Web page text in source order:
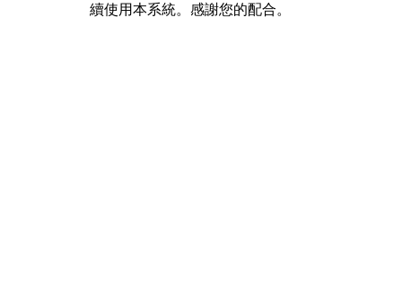
續使用本系統。感謝您的配合。